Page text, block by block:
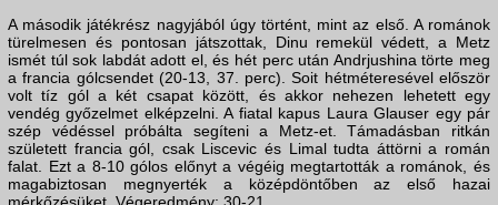
A második játékrész nagyjából úgy történt, mint az első. A románok
türelmesen és pontosan játszottak, Dinu remekül védett, a Metz
ismét túl sok labdát adott el, és hét perc után Andrjushina törte meg
a francia gólcsendet (20-13, 37. perc). Soit hétméteresével először
volt tíz gól a két csapat között, és akkor nehezen lehetett egy
vendég győzelmet elképzelni. A fiatal kapus Laura Glauser egy pár
szép védéssel próbálta segíteni a Metz-et. Támadásban ritkán
született francia gól, csak Liscevic és Limal tudta áttörni a román
falat. Ezt a 8-10 gólos előnyt a végéig megtartották a románok, és
magabiztosan megnyerték a középdöntőben az első hazai